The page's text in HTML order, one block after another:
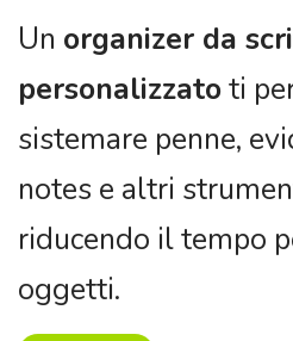
Un organizer da
personalizzatoti
sistemare penne,
notes e altri
riducendo il tempo
oggetti.